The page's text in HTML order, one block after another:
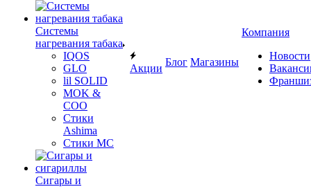
Системы
нагревания табака
IQOS
GLO
lil SOLID
MOK &
COO
Стики
Ashima
Стики MC
Сигары и
Акции
Блог Магазины
Компания
Новости